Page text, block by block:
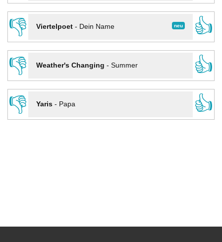
👎
neu
Viertelpoet- Dein Name
👍
👎
Weather's Changing - Summer
👍
👎
Yaris- Papa 👍